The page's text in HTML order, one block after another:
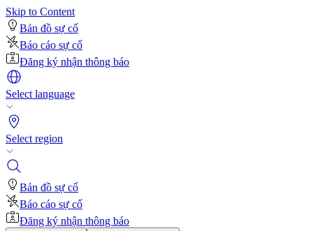
Skip to Content
Bản đồ sự cố
Báo cáo sự cố
Đăng ký nhận thông báo
Select language
Select region
Bản đồ sự cố
Báo cáo sự cố
Đăng ký nhận thông báo